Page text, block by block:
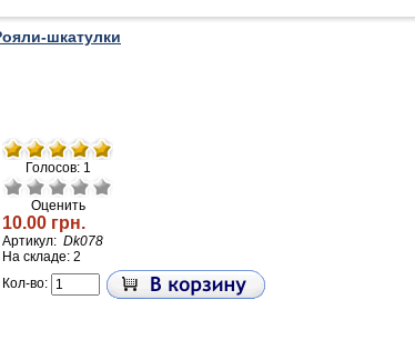
шкатулки
Голосов: 1
Оценить
10.00 грн.
Артикул: Dk078
На складе: 2
Кол-во: